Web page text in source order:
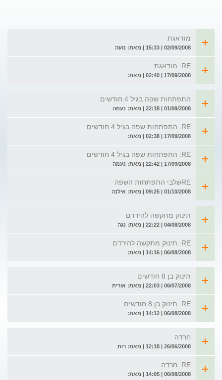
מודאגת
02/09/2008 | 15:33 | מאת: נועה
RE: מודאגת
17/09/2008 | 02:40 | מאת:
התפתחות שפה בגיל 4 חודשים
01/09/2008 | 22:18 | מאת: נעמה
RE: התפתחות שפה בגיל 4 חודשים
17/09/2008 | 02:38 | מאת:
RE: התפתחות שפה בגיל 4 חודשים
17/09/2008 | 22:42 | מאת: נעמה
REשלבי התפתחות השפה
01/10/2008 | 09:25 | מאת: אילנה
תינוק מתקשה להירדם
04/08/2008 | 22:22 | מאת: נגה
RE: תינוק מתקשה להירדם
06/08/2008 | 14:16 | מאת:
תינוק בן 8 חודשים
06/07/2008 | 22:03 | מאת: אורית
RE: תינוק בן 8 חודשים
06/08/2008 | 14:12 | מאת:
חרדה
26/06/2008 | 12:18 | מאת: רות
RE: חרדה
06/08/2008 | 14:05 | מאת: